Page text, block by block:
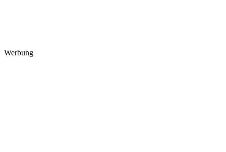
Werbung